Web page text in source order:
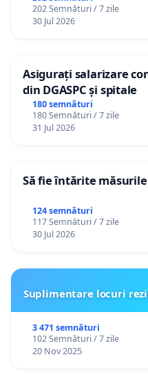
202 Semnături / 7 zile
30 Jul 2026
Asigurați salarizare
din DGASPC și spitale
180 semnături
180 Semnături / 7 zile
31 Jul 2026
Să fie întărite
124 semnături
117 Semnături / 7 zile
30 Jul 2026
Suplimentare locuri
3 471 semnături
102 Semnături / 7 zile
20 Nov 2025